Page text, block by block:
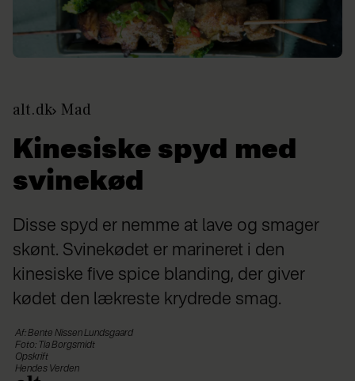
alt.dk Mad
Kinesiske spyd med
svinekød
Disse spyd er nemme at lave og smager
skønt. Svinekødet er marineret i den
kinesiske five spice blanding, der giver
kødet den lækreste krydrede smag.
Af: Bente Nissen Lundsgaard
Foto: Tia Borgsmidt
Opskrift
Hendes Verden